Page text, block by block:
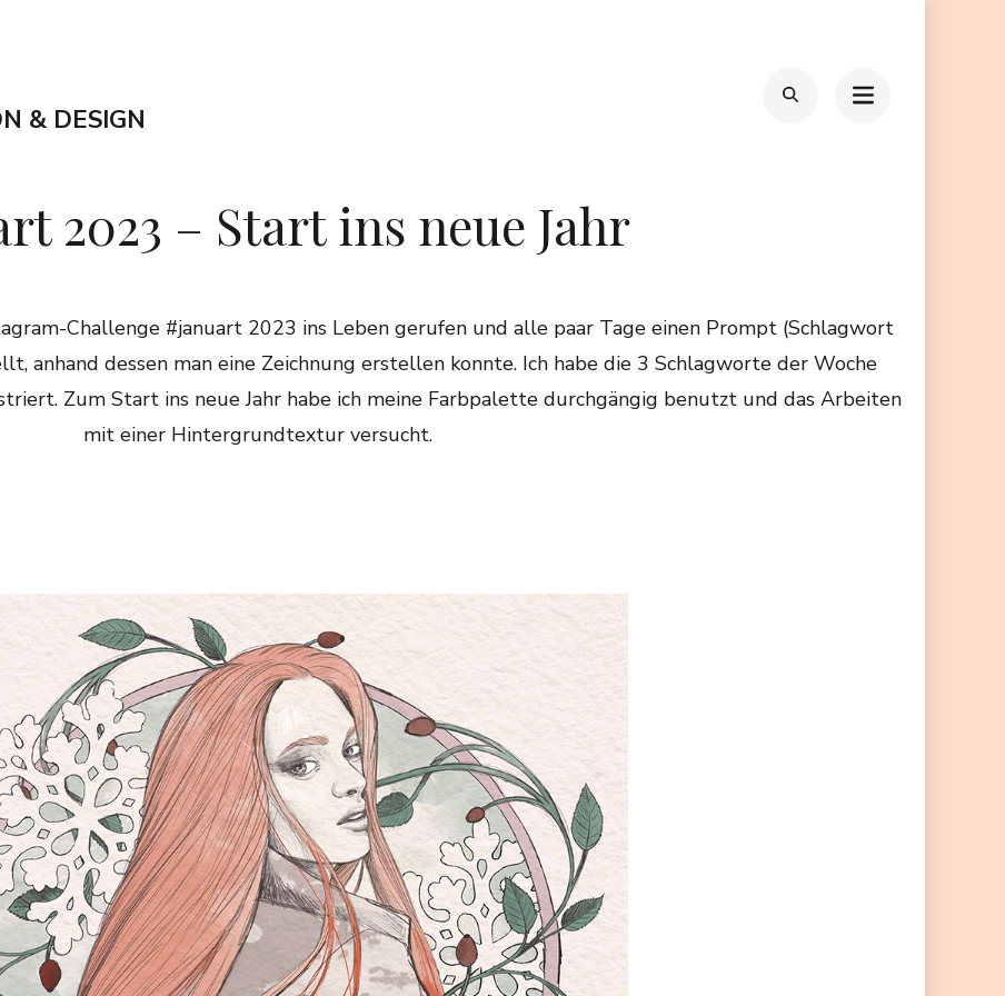
& DESIGN
2023 – Start ins neue Jahr
Challenge #januart 2023 ins Leben gerufen und alle paar Tage einen Prompt (Schlagwort
anhand dessen man eine Zeichnung erstellen konnte. Ich habe die 3 Schlagworte der Woche
Zum Start ins neue Jahr habe ich meine Farbpalette durchgängig benutzt und das Arbeiten
mit einer Hintergrundtextur versucht.